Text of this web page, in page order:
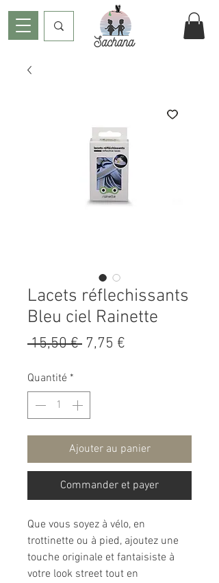
Lacets réflechissants
Bleu ciel Rainette
15,50 € Prix
7,75 €
Quantité *
Ajouter au panier
Commander et payer
Que vous soyez à vélo, en
trottinette ou à pied, ajoutez une
touche originale et fantaisiste à
votre look street tout en